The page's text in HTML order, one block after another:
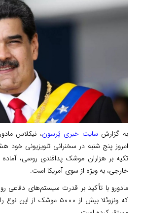
به گزارش سایت خبری پُرسون، نیکلاس
امروز پنج شنبه در سخنرانی تلویزیونی خود
تکیه بر هزاران موشک پدافندی روسی، آماده
خارجی، به ویژه از سوی آمریکا است.
مادورو با تأکید بر قدرت سیستم‌های دفاعی
که ونزوئلا بیش از ۵۰۰۰ موشک